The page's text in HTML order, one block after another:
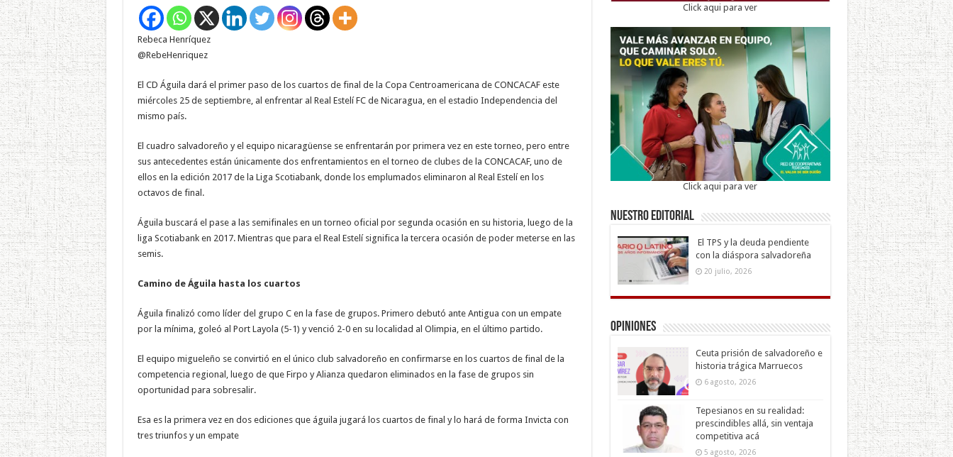
el
Estelí
Rebeca Henríquez
@RebeHenriquez
El CD Águila dará el primer paso de los cuartos de final de la Copa Centroamericana de CONCACAF este
miércoles 25 de septiembre, al enfrentar al Real Estelí FC de Nicaragua, en el estadio Independencia del
mismo país.
El cuadro salvadoreño y el equipo nicaragüense se enfrentarán por primera vez en este torneo, pero entre
sus antecedentes están únicamente dos enfrentamientos en el torneo de clubes de la CONCACAF, uno de
ellos en la edición 2017 de la Liga Scotiabank, donde los emplumados eliminaron al Real Estelí en los
octavos de final.
Águila buscará el pase a las semifinales en un torneo oficial por segunda ocasión en su historia, luego de la
liga Scotiabank en 2017. Mientras que para el Real Estelí significa la tercera ocasión de poder meterse en las
semis.
Camino de Águila hasta los cuartos
Águila finalizó como líder del grupo C en la fase de grupos. Primero debutó ante Antigua con un empate
por la mínima, goleó al Port Layola (5-1) y venció 2-0 en su localidad al Olimpia, en el último partido.
El equipo migueleño se convirtió en el único club salvadoreño en confirmarse en los cuartos de final de la
competencia regional, luego de que Firpo y Alianza quedaron eliminados en la fase de grupos sin
oportunidad para sobresalir.
Esa es la primera vez en dos ediciones que águila jugará los cuartos de final y lo hará de forma Invicta con
tres triunfos y un empate
Click aqui para ver
Click aqui para ver
Nuestro Editorial
El TPS y la deuda pendiente
con la diáspora salvadoreña
20 julio, 2026
Opiniones
Ceuta prisión de salvadoreño e
historia trágica Marruecos
6 agosto, 2026
Tepesianos en su realidad:
prescindibles allá, sin ventaja
competitiva acá
5 agosto, 2026